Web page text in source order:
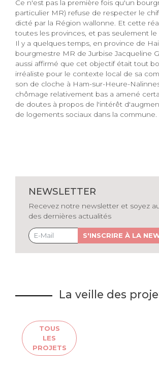
Ce n'est pas la première fois qu'un
particulier MR) refuse de respecter le
dicté par la Région wallonne. Et cette
toutes les provinces, et pas seulement le
Il y a quelques temps, en province de
bourgmestre MR de Jurbise Jacqueline
aussi affirmé que cet objectif était tout
irréaliste pour le contexte local de sa
son de cloche à Ham-sur-Heure-
chômage relativement bas a amené
de doutes à propos de l'intérêt
de logements sociaux dans la commune.
NEWSLETTER
Recevez notre newsletter et soyez
des dernières actualités
S'INSCRIRE À LA
La veille des
TOUS
LES
PROJETS